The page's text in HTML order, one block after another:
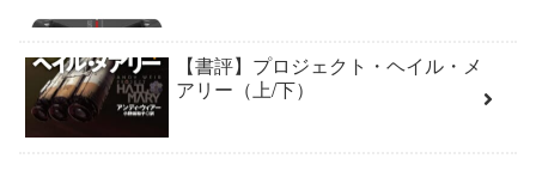
【書評】プロジェクト・ヘイル・メ
アリー（上/下）